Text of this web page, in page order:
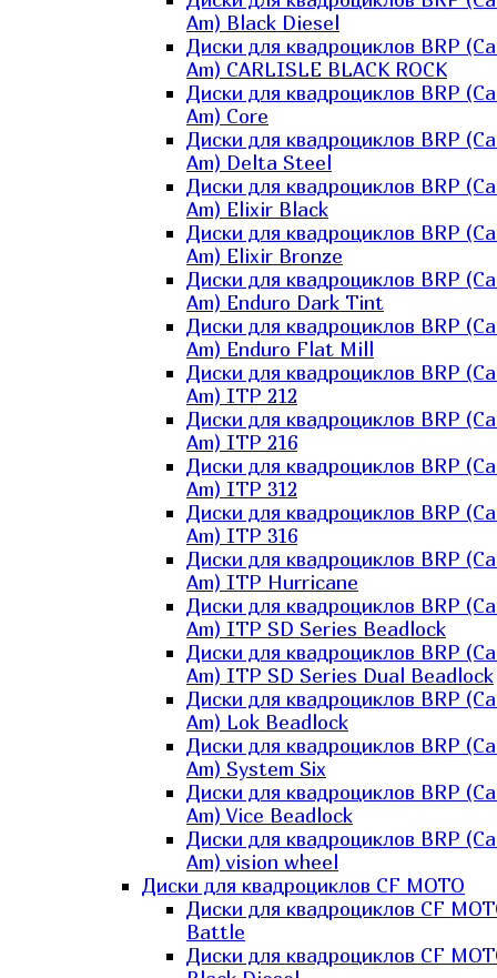
Am) Black Diesel
Диски для квадроциклов BRP
Am) CARLISLE BLACK ROCK
Диски для квадроциклов BRP
Am) Core
Диски для квадроциклов BRP
Am) Delta Steel
Диски для квадроциклов BRP
Am) Elixir Black
Диски для квадроциклов BRP
Am) Elixir Bronze
Диски для квадроциклов BRP
Am) Enduro Dark Tint
Диски для квадроциклов BRP
Am) Enduro Flat Mill
Диски для квадроциклов BRP
Am) ITP 212
Диски для квадроциклов BRP
Am) ITP 216
Диски для квадроциклов BRP
Am) ITP 312
Диски для квадроциклов BRP
Am) ITP 316
Диски для квадроциклов BRP
Am) ITP Hurricane
Диски для квадроциклов BRP
Am) ITP SD Series Beadlock
Диски для квадроциклов BRP
Am) ITP SD Series Dual Beadlock
Диски для квадроциклов BRP
Am) Lok Beadlock
Диски для квадроциклов BRP
Am) System Six
Диски для квадроциклов BRP
Am) Vice Beadlock
Диски для квадроциклов BRP
Am) vision wheel
Диски для квадроциклов CF MOTO
Диски для квадроциклов CF
Battle
Диски для квадроциклов CF